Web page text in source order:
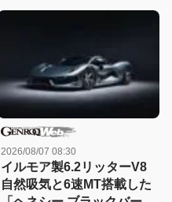
2026/08/07 08:30
イルモア製6.2リッターV8
自然吸気と6速MT搭載した